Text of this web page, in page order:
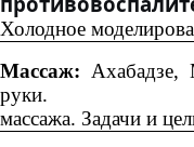
Холодное
Массаж: Ахабадзе,
руки.
массажа. Задачи и